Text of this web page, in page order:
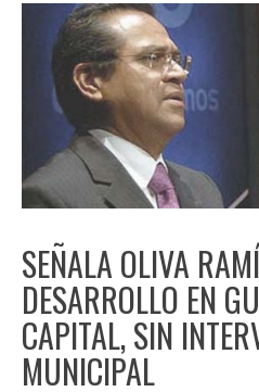
SEÑALA OLIVA
DESARROLLO EN
CAPITAL, SIN
MUNICIPAL